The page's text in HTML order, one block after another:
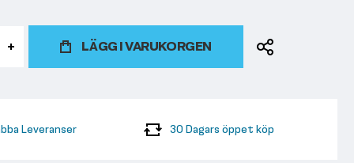
LÄGG I VARUKORGEN
Leveranser 30 Dagars öppet köp